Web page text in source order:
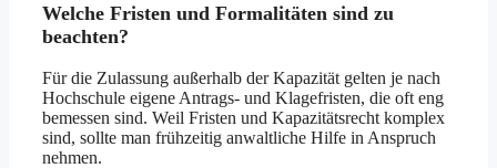
Welche Fristen und Formalitäten sind zu
beachten?
Für die Zulassung außerhalb der Kapazität gelten je nach
Hochschule eigene Antrags- und Klagefristen, die oft eng
bemessen sind. Weil Fristen und Kapazitätsrecht komplex
sind, sollte man frühzeitig anwaltliche Hilfe in Anspruch
nehmen.